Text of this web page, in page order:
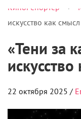
ВСЕ ПОДКАСТЫ
КиноРепортер >
искусство как
«Тени за
22 октября 2025 /